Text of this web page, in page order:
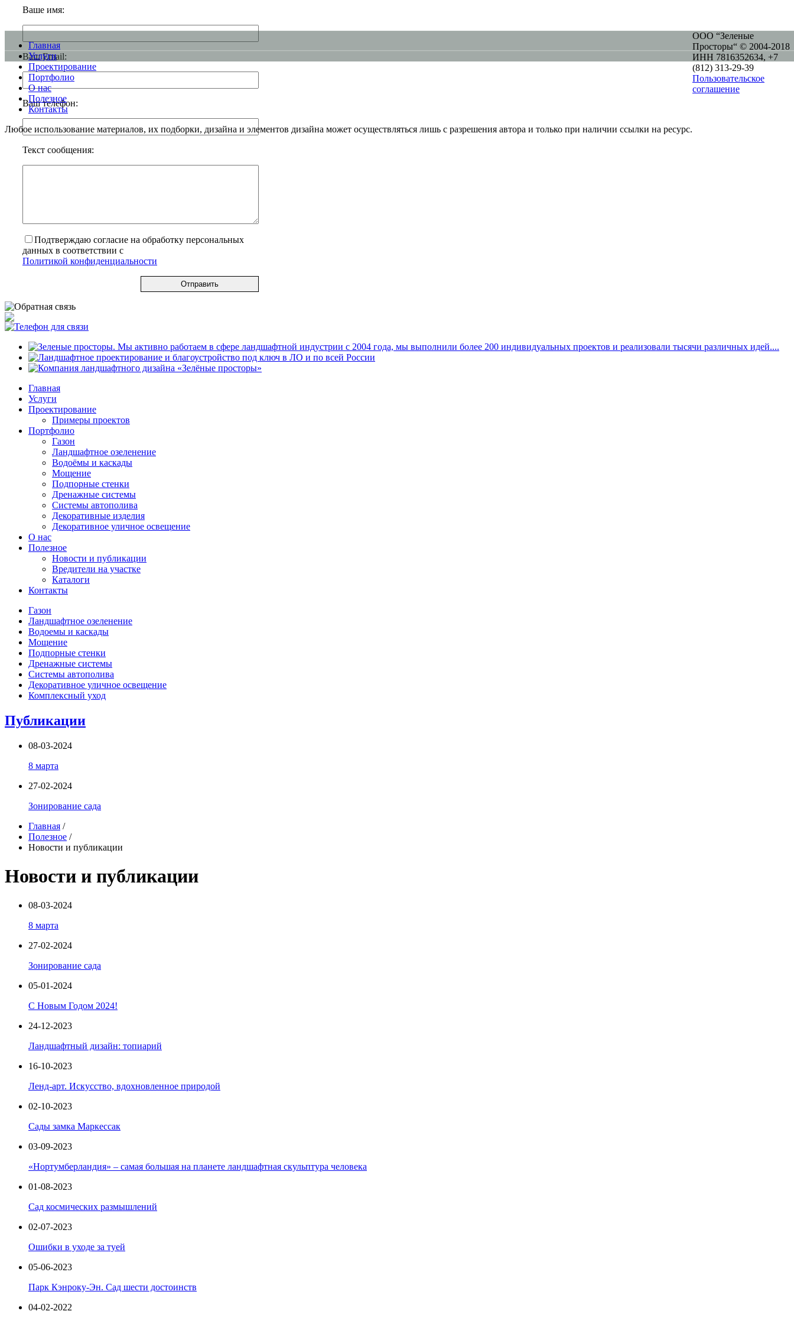
Ваше имя:
Ваш Email:
Ваш телефон:
Текст сообщения:
Подтверждаю согласие на обработку персональных
данных в соответствии с
Политикой конфиденциальности
Главная
Услуги
Проектирование
Примеры проектов
Портфолио
Газон
Ландшафтное озеленение
Водоёмы и каскады
Мощение
Подпорные стенки
Дренажные системы
Системы автополива
Декоративные изделия
Декоративное уличное освещение
О нас
Полезное
Новости и публикации
Вредители на участке
Каталоги
Контакты
Газон
Ландшафтное озеленение
Водоемы и каскады
Мощение
Подпорные стенки
Дренажные системы
Системы автополива
Декоративное уличное освещение
Комплексный уход
Публикации
08-03-2024
8 марта
27-02-2024
Зонирование сада
Главная /
Полезное /
Новости и публикации
Новости и публикации
08-03-2024
8 марта
27-02-2024
Зонирование сада
05-01-2024
С Новым Годом 2024!
24-12-2023
Ландшафтный дизайн: топиарий
16-10-2023
Ленд-арт. Искусство, вдохновленное природой
02-10-2023
Сады замка Маркессак
03-09-2023
«Нортумберландия» – самая большая на планете ландшафтная скульптура человека
01-08-2023
Сад космических размышлений
02-07-2023
Ошибки в уходе за туей
05-06-2023
Парк Кэнроку-Эн. Сад шести достоинств
04-02-2022
Главная
Услуги
Проектирование
Портфолио
О нас
Полезное
Контакты
Любое использование материалов, их подборки, дизайна и элементов дизайна может осуществляться лишь с разрешения автора и только при наличии ссылки на ресурс.
ООО “Зеленые
Просторы“ © 2004-2018
ИНН 7816352634, +7
(812) 313-29-39
Пользовательское
соглашение